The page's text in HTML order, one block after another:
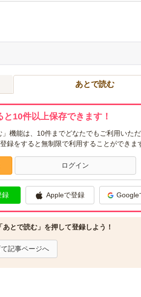
あとで読む
10件以上保存できます！
機能は、10件までどなたでもご利用いただ
録をすると無制限で利用することができま
ログイン
録 Appleで登録 Google
とで読む」を押して登録しよう！
記事ページへ